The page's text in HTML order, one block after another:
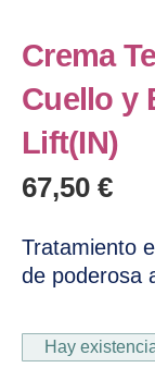
Crema
Cuello y
Lift(IN)
67,50 €
Tratamiento
de poderosa
Hay